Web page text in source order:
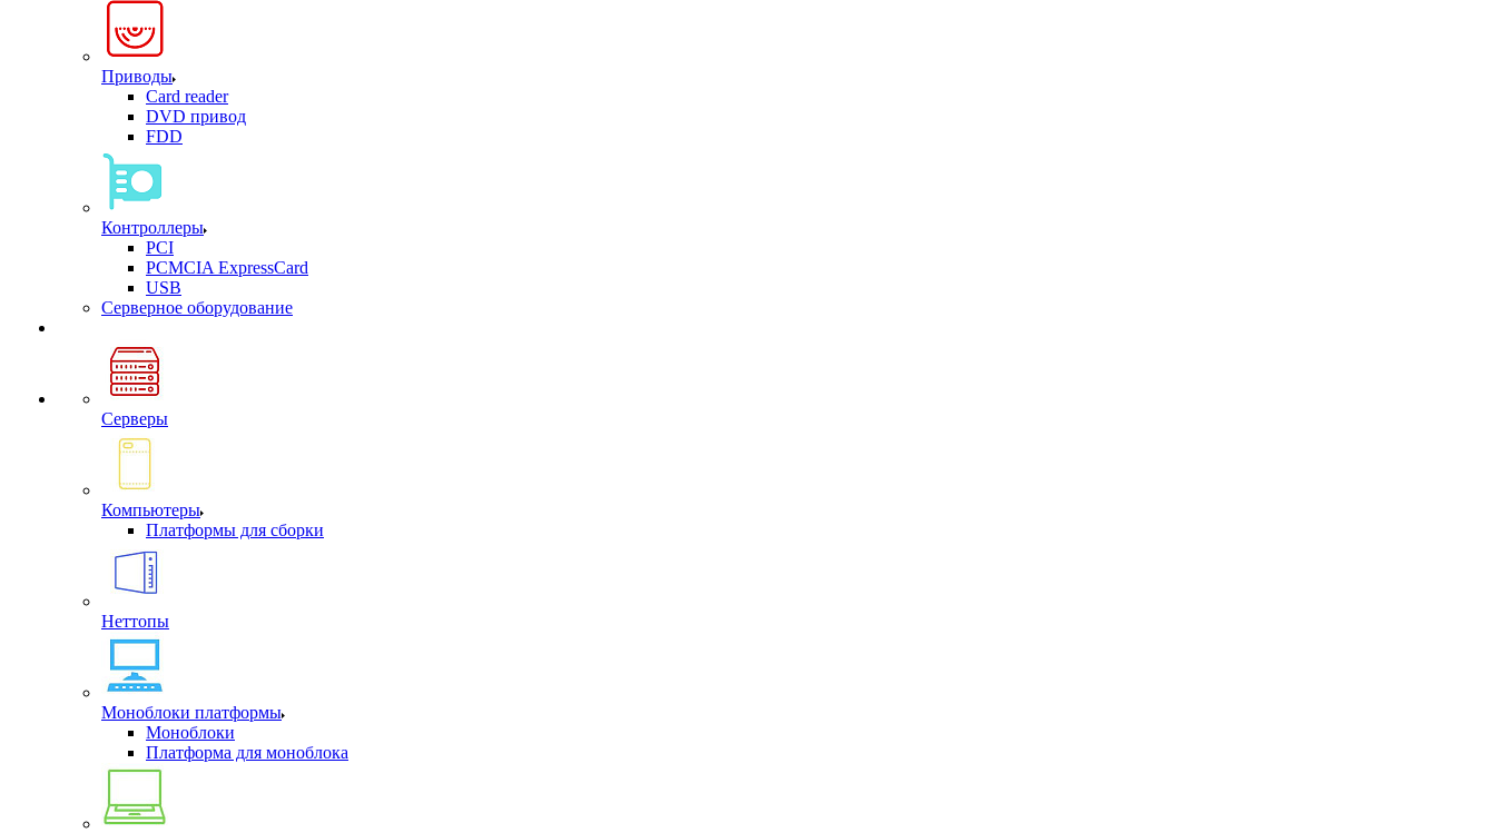
Приводы
Card reader
DVD привод
FDD
Контроллеры
PCI
PCMCIA ExpressCard
USB
Cерверное оборудование
Серверы
Компьютеры
Платформы для сборки
Неттопы
Моноблоки платформы
Моноблоки
Платформа для моноблока